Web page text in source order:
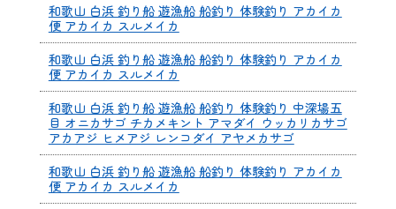
和歌山 白浜 釣り船 遊漁船 船釣り 体験釣り アカイカ
便 アカイカ スルメイカ
和歌山 白浜 釣り船 遊漁船 船釣り 体験釣り アカイカ
便 アカイカ スルメイカ
和歌山 白浜 釣り船 遊漁船 船釣り 体験釣り 中深場五
目 オニカサゴ チカメキント アマダイ ウッカリカサゴ
アカアジ ヒメアジ レンコダイ アヤメカサゴ
和歌山 白浜 釣り船 遊漁船 船釣り 体験釣り アカイカ
便 アカイカ スルメイカ